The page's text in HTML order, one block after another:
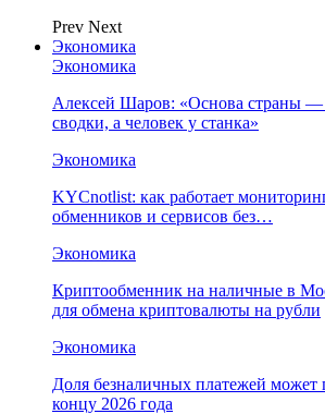
Prev Next
Экономика
Экономика
Алексей Шаров: «Основа страны
сводки, а человек у станка»
Экономика
KYCnotlist: как работает
обменников и сервисов без…
Экономика
Криптообменник на наличные в
для обмена криптовалюты на рубли
Экономика
Доля безналичных платежей может
концу 2026 года